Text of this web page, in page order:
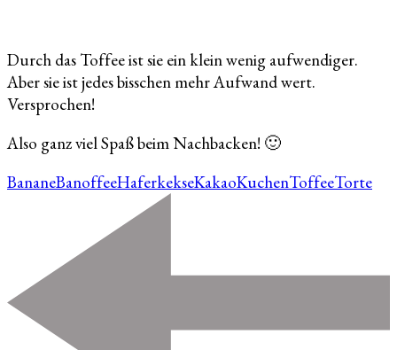
Durch das Toffee ist sie ein klein wenig aufwendiger.
Aber sie ist jedes bisschen mehr Aufwand wert.
Versprochen!
Also ganz viel Spaß beim Nachbacken! 🙂
BananeBanoffeeHaferkekseKakaoKuchenToffeeTorte